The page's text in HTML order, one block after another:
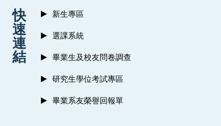
快
速
連
結
新生專區
選課系統
畢業生及校友問卷調查
研究生學位考試專區
畢業系友榮譽回報單